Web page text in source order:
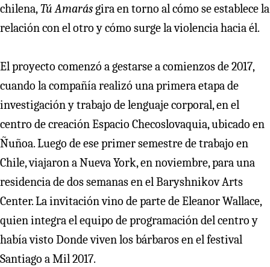
chilena,Tú Amarásgira en torno al cómo se establece la
relación con el otro y cómo surge la violencia hacia él.
El proyecto comenzó a gestarse a comienzos de 2017,
cuando la compañía realizó una primera etapa de
investigación y trabajo de lenguaje corporal, en el
centro de creación Espacio Checoslovaquia, ubicado en
Ñuñoa. Luego de ese primer semestre de trabajo en
Chile, viajaron a Nueva York, en noviembre, para una
residencia de dos semanas en el Baryshnikov Arts
Center. La invitación vino de parte de Eleanor Wallace,
quien integra el equipo de programación del centro y
había visto Donde viven los bárbaros en el festival
Santiago a Mil 2017.